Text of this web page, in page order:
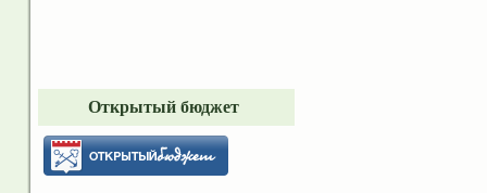
Открытый бюджет